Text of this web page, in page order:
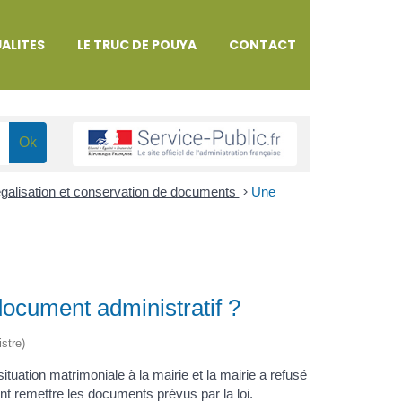
LE TRUC DE POUYA CONTACT
et conservation de documents > Une
administratif ?
matrimoniale à la mairie et la mairie a refusé
remettre les documents prévus par la loi.